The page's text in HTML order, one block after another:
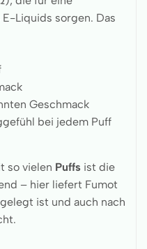
Liquids sorgen. Das
Geschmack
bei jedem Puff
so vielen Puffs ist die
– hier liefert Fumot
ist und auch nach